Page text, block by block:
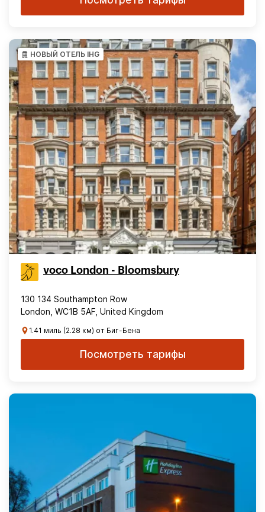
НОВЫЙ ОТЕЛЬ IHG
voco London - Bloomsbury
130 134 Southampton Row
London, WC1B 5AF, United Kingdom
1.41 миль (2.28 км) от Биг-Бена
Посмотреть тарифы